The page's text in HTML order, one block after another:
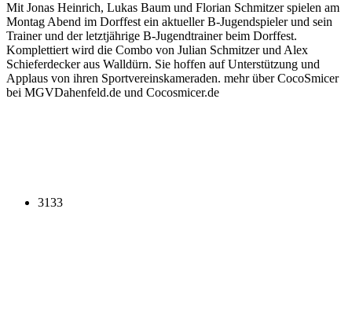
Mit Jonas Heinrich, Lukas Baum und Florian Schmitzer spielen am
Montag Abend im Dorffest ein aktueller B-Jugendspieler und sein
Trainer und der letztjährige B-Jugendtrainer beim Dorffest.
Komplettiert wird die Combo von Julian Schmitzer und Alex
Schieferdecker aus Walldürn. Sie hoffen auf Unterstützung und
Applaus von ihren Sportvereinskameraden. mehr über CocoSmicer
bei MGVDahenfeld.de und Cocosmicer.de
3133